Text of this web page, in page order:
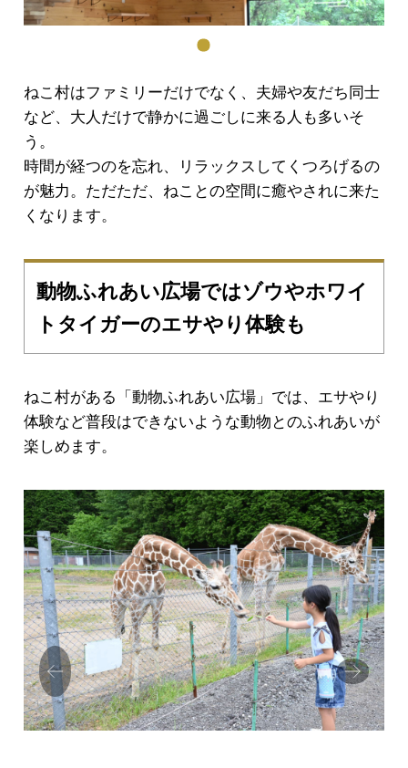
ねこ村はファミリーだけでなく、夫婦や友だち同士
など、大人だけで静かに過ごしに来る人も多いそ
う。
時間が経つのを忘れ、リラックスしてくつろげるの
が魅力。ただただ、ねことの空間に癒やされに来た
くなります。
動物ふれあい広場ではゾウやホワイ
トタイガーのエサやり体験も
ねこ村がある「動物ふれあい広場」では、エサやり
体験など普段はできないような動物とのふれあいが
楽しめます。
Prev
ious
Next